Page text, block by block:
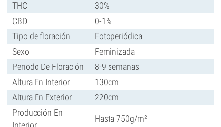
THC
30%
CBD
0-1%
Tipo de floración
Fotoperiódica
Sexo
Feminizada
Periodo De Floración
8-9 semanas
Altura En Interior
130cm
Altura En Exterior
220cm
Producción En
Interior
Hasta 750g/m²